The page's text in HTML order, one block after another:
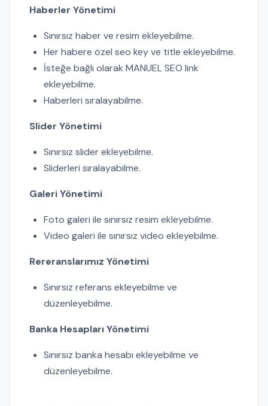
Haberler Yönetimi
Sınırsız haber ve resim ekleyebilme.
Her habere özel seo key ve title ekleyebilme.
İsteğe bağlı olarak MANUEL SEO link
ekleyebilme.
Haberleri sıralayabilme.
Slider Yönetimi
Sınırsız slider ekleyebilme.
Sliderleri sıralayabilme.
Galeri Yönetimi
Foto galeri ile sınırsız resim ekleyebilme.
Video galeri ile sınırsız video ekleyebilme.
Rereranslarımız Yönetimi
Sınırsız referans ekleyebilme ve
düzenleyebilme.
Banka Hesapları Yönetimi
Sınırsız banka hesabı ekleyebilme ve
düzenleyebilme.